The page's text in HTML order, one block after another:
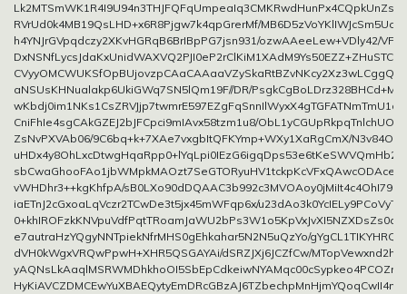
RVrUd0k4MB19QsLHD+x6R8Pjgw7k4qpGrerMf/
h4YNJrGVpqdczy2XKvHGRqB6BrIBpPG7jsn931/ozwAAeeLew+VDly42/
aNSUsKHNualakp6UkiGWq7SN5lQm19F//DR/
CniFhIe4sgCAkGZEJ2bJFCpci9mIAvx58tzm1u8/
ZsNvPXVAb06/9C6bq+k+7XAe7vxgbItQFKYmp+WXy1XaRgCmX/
vWHDhr3++kgKhfpA/
iaETnJ2cGxoaLqVczr2TCwDe3t5jx45mWFqp6x/
e7autraHzYQgyNNTpiekNfrMHS0gEhkahar5N2N5uQzYo/
dVH0kWgxVRQwPpwH+XHR5QSGAYAi/dSRZJXj6JCZfCw/